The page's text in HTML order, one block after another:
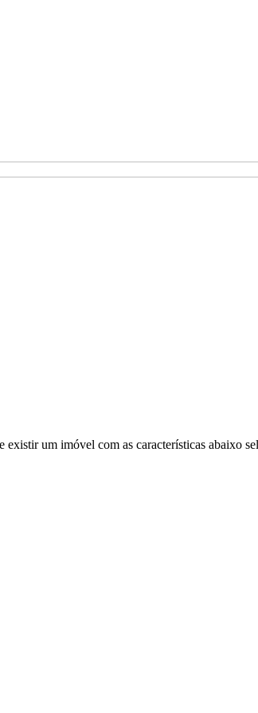
um imóvel com as características abaixo